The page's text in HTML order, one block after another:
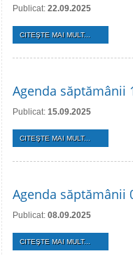
Publicat: 22.09.2025
CITEŞTE MAI MULT...
Agenda săptămânii
Publicat: 15.09.2025
CITEŞTE MAI MULT...
Agenda săptămânii
Publicat: 08.09.2025
CITEŞTE MAI MULT...